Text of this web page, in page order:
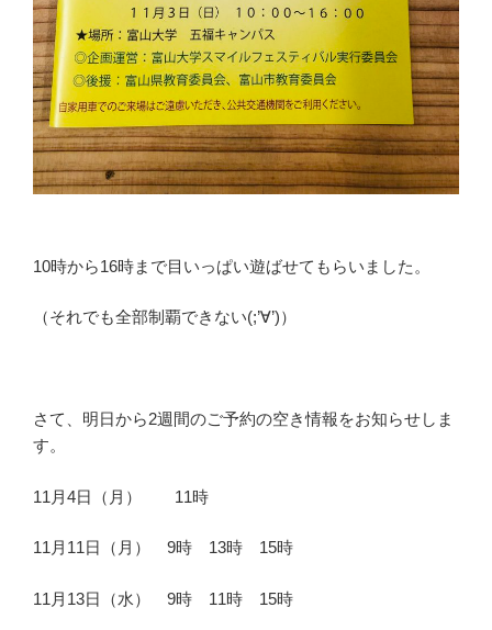
10時から16時まで目いっぱい遊ばせてもらいました。
（それでも全部制覇できない(;’∀’)）
さて、明日から2週間のご予約の空き情報をお知らせしま
す。
11月4日（月） 11時
11月11日（月） 9時 13時 15時
11月13日（水） 9時 11時 15時